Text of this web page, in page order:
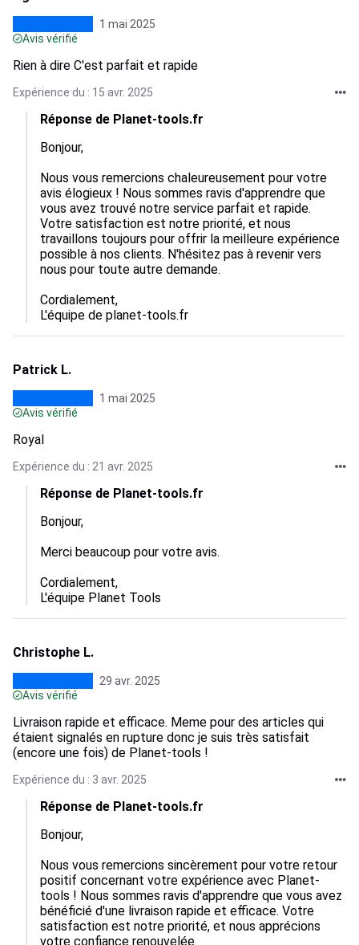
1 mai 2025
Avis vérifié
Rien à dire C'est parfait et rapide
Expérience du : 15 avr. 2025
Réponse de Planet-tools.fr
Bonjour,
Nous vous remercions chaleureusement pour votre
avis élogieux ! Nous sommes ravis d'apprendre que
vous avez trouvé notre service parfait et rapide.
Votre satisfaction est notre priorité, et nous
travaillons toujours pour offrir la meilleure expérience
possible à nos clients. N'hésitez pas à revenir vers
nous pour toute autre demande.
Cordialement,
L'équipe de planet-tools.fr
Patrick L.
1 mai 2025
Avis vérifié
Royal
Expérience du : 21 avr. 2025
Réponse de Planet-tools.fr
Bonjour,
Merci beaucoup pour votre avis.
Cordialement,
L'équipe Planet Tools
Christophe L.
29 avr. 2025
Avis vérifié
Livraison rapide et efficace. Meme pour des articles qui
étaient signalés en rupture donc je suis très satisfait
(encore une fois) de Planet-tools !
Expérience du : 3 avr. 2025
Réponse de Planet-tools.fr
Bonjour,
Nous vous remercions sincèrement pour votre retour
positif concernant votre expérience avec Planet-
tools ! Nous sommes ravis d'apprendre que vous avez
bénéficié d'une livraison rapide et efficace. Votre
satisfaction est notre priorité, et nous apprécions
votre confiance renouvelée.